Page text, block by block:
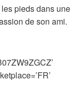
pieds dans une
de son ami.